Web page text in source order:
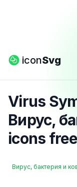
iconSvg
Virus
Вирус,
icons
Вирус, бактерия и